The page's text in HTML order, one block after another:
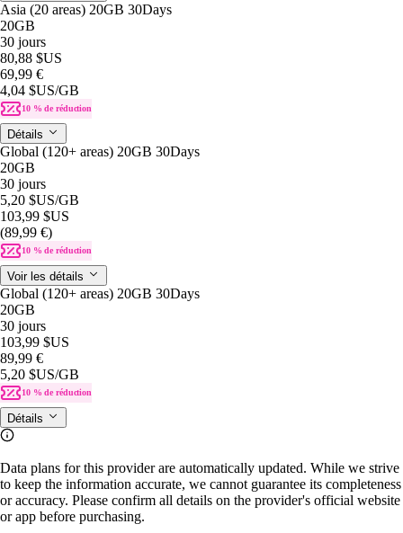
Asia (20 areas) 20GB 30Days
20GB
30 jours
80,88 $US
69,99 €
4,04 $US/GB
10 % de réduction
Détails
Global (120+ areas) 20GB 30Days
20GB
30 jours
5,20 $US/GB
103,99 $US
(89,99 €)
10 % de réduction
Voir les détails
Global (120+ areas) 20GB 30Days
20GB
30 jours
103,99 $US
89,99 €
5,20 $US/GB
10 % de réduction
Détails
Data plans for this provider are automatically updated. While we strive
to keep the information accurate, we cannot guarantee its completeness
or accuracy. Please confirm all details on the provider's official website
or app before purchasing.